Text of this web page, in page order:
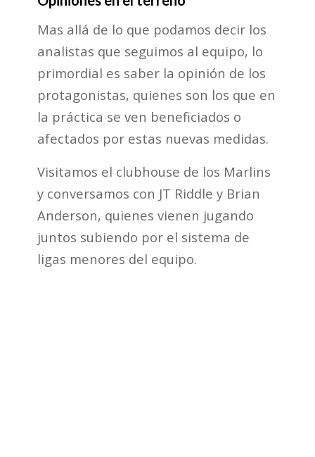
Mas allá de lo que podamos decir los
analistas que seguimos al equipo, lo
primordial es saber la opinión de los
protagonistas, quienes son los que en
la práctica se ven beneficiados o
afectados por estas nuevas medidas.
Visitamos el clubhouse de los Marlins
y conversamos con JT Riddle y Brian
Anderson, quienes vienen jugando
juntos subiendo por el sistema de
ligas menores del equipo.